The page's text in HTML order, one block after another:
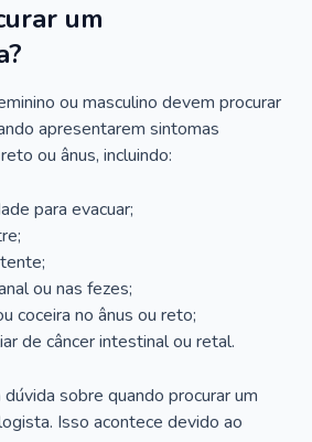
um
ou masculino devem procurar
apresentarem sintomas
ou ânus, incluindo:
para evacuar;
ou nas fezes;
coceira no ânus ou reto;
de câncer intestinal ou retal.
sobre quando procurar um
Isso acontece devido ao